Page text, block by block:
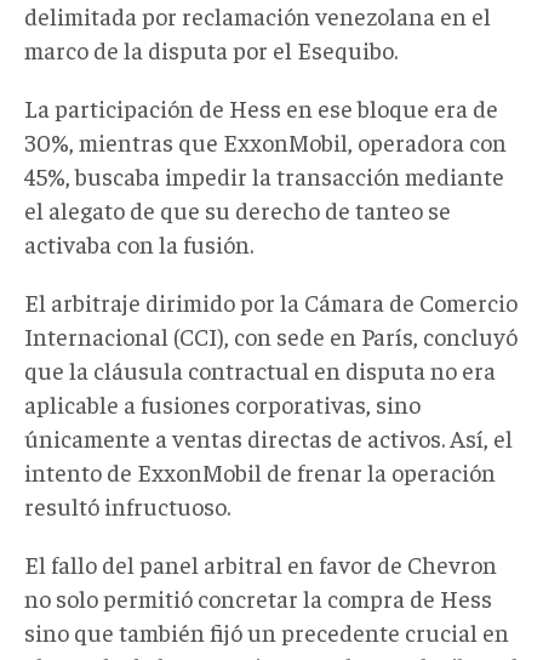
delimitada por reclamación venezolana en el
marco de la disputa por el Esequibo.
La participación de Hess en ese bloque era de
30% mientras que ExxonMobil operadora con
45% ,buscaba impedir la transacción mediante
el alegato de que su derecho de tanteo se
activaba con la fusión.
El arbitraje dirimido por la Cámara de Comercio
Internacional (CCI), con sede en París, concluyó
que la cláusula contractual en disputa no era
aplicable a fusiones corporativas, sino
únicamente a ventas directas de activos. Así, el
intento de ExxonMobil de frenar la operación
resultó infructuoso.
El fallo del panel arbitral en favor de Chevron
no solo permitió concretar la compra de Hess
sino que también fijó un precedente crucial en